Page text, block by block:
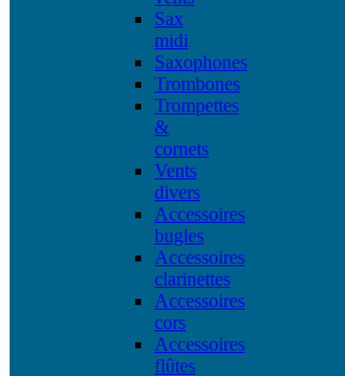
Sax
midi
Saxophones
Trombones
Trompettes
&
cornets
Vents
divers
Accessoires
bugles
Accessoires
clarinettes
Accessoires
cors
Accessoires
flûtes